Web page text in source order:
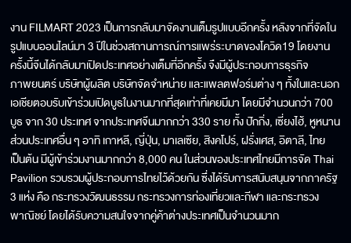
งาน FILMART 2023 เป็นการกลับมาจัดงานเต็มรูปแบบอีกครั้ง หลังจากที่จัดใน
รูปแบบออนไลน์มา 3 ปีในช่วงสถานการณ์การแพร่ระบาดของโควิด19 โดยงาน
ครั้งนี้จีนได้กลับมาเปิดประเทศอย่างเต็มที่อีกครั้ง จึงมีผู้ประกอบการธุรกิจ
ภาพยนตร์ บริษัทผู้ผลิต บริษัทจัดจำหน่าย และแพลตฟอร์มต่าง ๆ ทั้งในและนอก
เอเชียตอบรับเข้าร่วมเปิดบูธในงานมากที่สุดเท่าที่เคยมีมา โดยมีจำนวนกว่า 700
บูธ จาก 30 ประเทศ จากประเทศจีนมากกว่า 330 ราย ทั้ง ปักกิ่ง, เซี่ยงไฮ้, หูหนาน
ส่วนประเทศอื่น ๆ อาทิ เกาหลี, ญี่ปุ่น, มาเลเซีย, สิงคโปร์, ฝรั่งเศส, อิตาลี, ไทย
เป็นต้น มีผู้เข้าร่วมงานมากกว่า 8,000 คน ในส่วนของประเทศไทยมีการจัด Thai
Pavilion รวบรวมผู้ประกอบการไทยไว้ด้วยกัน ซึ่งได้รับการสนับสนุนจากภาครัฐ
3 แห่ง คือ กระทรวงวัฒนธรรม กระทรวงการท่องเที่ยวและกีฬา และกระทรวง
พาณิชย์ โดยได้รับความสนใจจากคู่ค้าต่างประเทศเป็นจำนวนมาก